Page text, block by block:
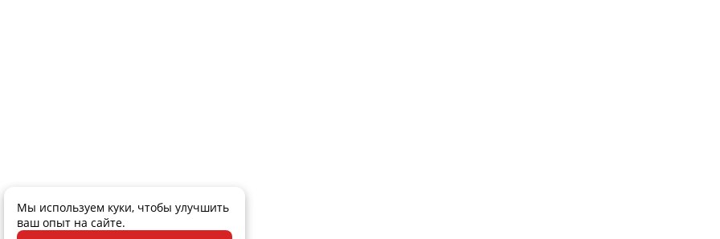
Мы используем куки, чтобы улучшить
ваш опыт на сайте.